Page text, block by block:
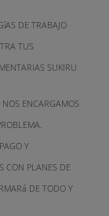
DE TRABAJO
TUS
SUKIRU
NOS ENCARGAMOS
Y
CON PLANES DE
DE TODO Y